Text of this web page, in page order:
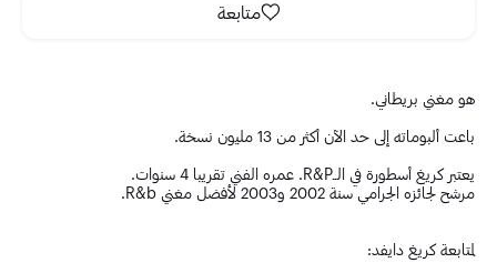
متابعة
هو مغني بريطاني.
باعت ألبوماته إلى حد الآن أكثر من 13 مليون نسخة.
يعتبر كريغ أسطورة في الــR&P. عمره الفني تقريبا 4 سنوات.
مرشح لجائزه الجرامي سنة 2002 و2003 لأفضل مغني R&b.
لمتابعة كريغ دايفد: